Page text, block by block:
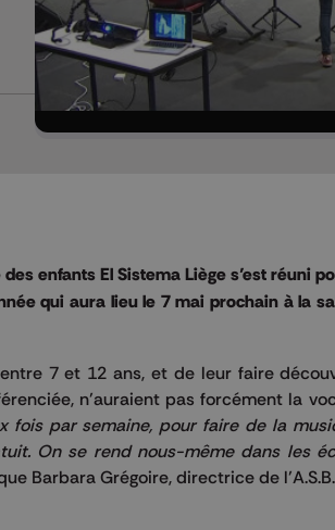
enfants El Sistema Liège s’est réuni
qui aura lieu le 7 mai prochain à la
7 et 12 ans, et de leur faire
n’auraient pas forcément la
fois par semaine, pour faire de la
On se rend nous-même dans les
Barbara Grégoire, directrice de